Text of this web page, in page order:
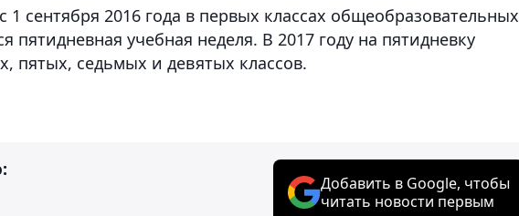
сентября 2016 года в первых классах общеобразовательных
пятидневная учебная неделя. В 2017 году на пятидневку
пятых, седьмых и девятых классов.
Добавить в Google, чтобы
читать новости первым